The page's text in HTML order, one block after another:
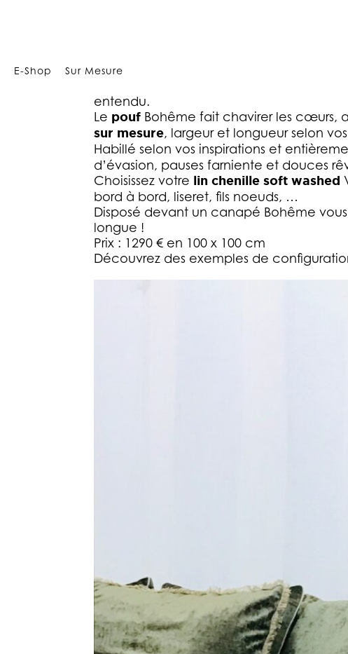
E-Shop Sur Mesure
entendu.
Le pouf Bohême fait chavirer les cœurs,
sur mesure, largeur et longueur selon
Habillé selon vos inspirations et
d’évasion, pauses farniente et douces
Choisissez votre lin chenille soft washed
bord à bord, liseret, fils noeuds, …
Disposé devant un canapé Bohême
longue !
Prix : 1290 € en 100 x 100 cm
Découvrez des exemples de